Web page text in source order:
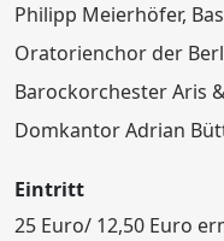
Philipp Meierhöfer,
Oratorienchor der
Barockorchester Aris
Domkantor Adrian
Eintritt
25 Euro/ 12,50 Euro